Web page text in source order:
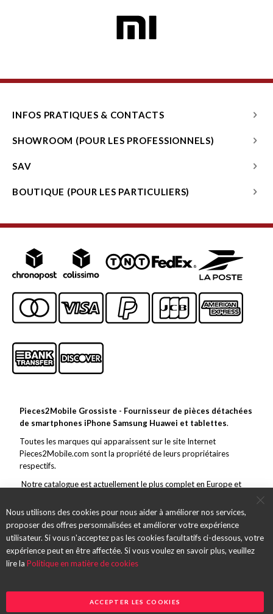
INFOS PRATIQUES & CONTACTS
SHOWROOM (POUR LES PROFESSIONNELS)
SAV
BOUTIQUE (POUR LES PARTICULIERS)
Pieces2Mobile Grossiste - Fournisseur de pièces détachées
de smartphones iPhone Samsung Huawei et tablettes.
Toutes les marques qui apparaissent sur le site Internet
Pieces2Mobile.com sont la propriété de leurs propriétaires
respectifs.
Notre catalogue est actuellement le plus complet en Europe et
marge de ce vaste choix, nous nous efforçons de toujours offrir un
service et des pièces de qualité et des envois rapides.
Nous utilisons des cookies pour nous aider à améliorer nos services,
proposer des offres personnalisées et améliorer votre expérience
utilisateur. Si vous n'acceptez pas les cookies facultatifs ci-dessous, votre
expérience peut en être affectée. Si vous voulez en savoir plus, veuillez
lire la Politique en matière de cookies
ACCEPTER LES COOKIES